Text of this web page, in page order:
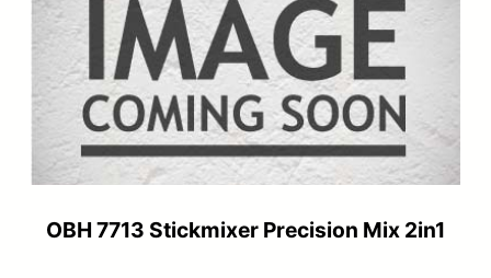
OBH 7713 Stickmixer Precision Mix 2in1